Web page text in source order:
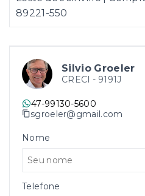
Silvio Groeler
CRECI - 9191J
47-99130-5600
sgroeler@gmail.com
Nome
Telefone
89221-550